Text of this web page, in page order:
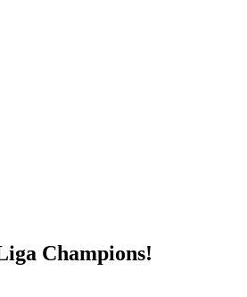
Champions!